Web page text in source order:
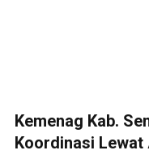
Kemenag Kab.
Koordinasi Lewat